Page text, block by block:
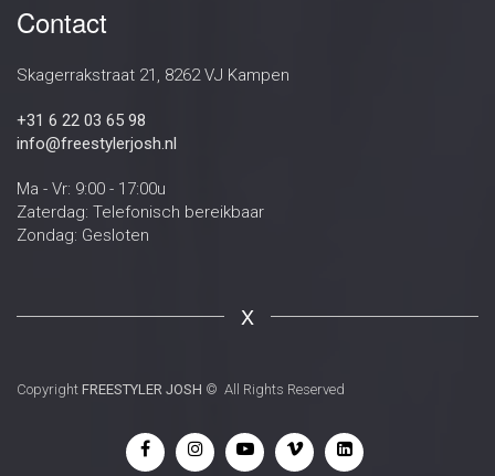
Contact
Skagerrakstraat 21, 8262 VJ Kampen
+31 6 22 03 65 98
info@freestylerjosh.nl
Ma - Vr: 9:00 - 17:00u
Zaterdag: Telefonisch bereikbaar
Zondag: Gesloten
X
Copyright FREESTYLER JOSH © All Rights Reserved